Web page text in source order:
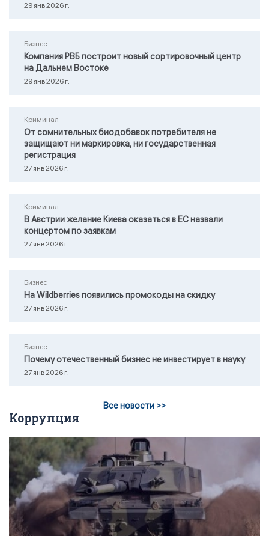
29 янв 2026 г.
Бизнес
Компания РВБ построит новый сортировочный центр
на Дальнем Востоке
29 янв 2026 г.
Криминал
От сомнительных биодобавок потребителя не
защищают ни маркировка, ни государственная
регистрация
27 янв 2026 г.
Криминал
В Австрии желание Киева оказаться в ЕС назвали
концертом по заявкам
27 янв 2026 г.
Бизнес
На Wildberries появились промокоды на скидку
27 янв 2026 г.
Бизнес
Почему отечественный бизнес не инвестирует в науку
27 янв 2026 г.
Все новости >>
Коррупция